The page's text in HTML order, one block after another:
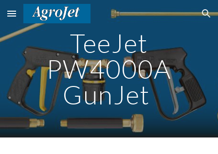
Skip to main content Skip to navigation
TeeJet
PW4000A
GunJet